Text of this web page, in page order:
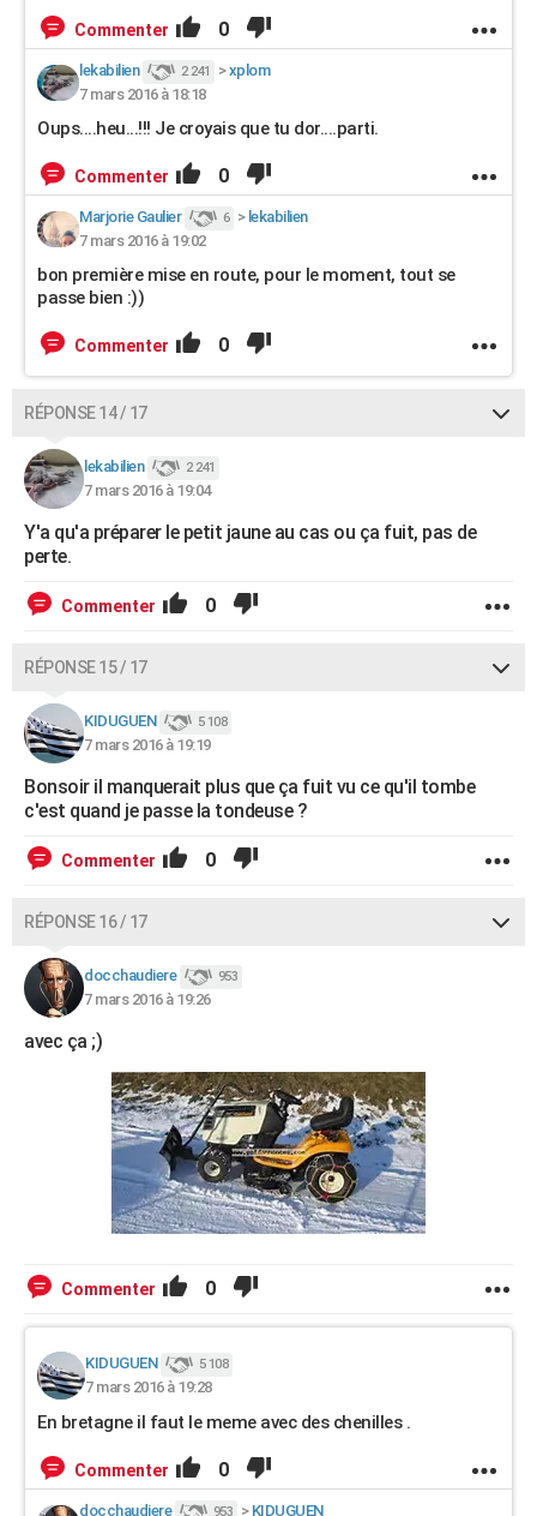
Commenter 0
lekabilien 2 241 >xplom
7 mars 2016 à 18:18
Oups....heu...!!! Je croyais que tu dor....parti.
Commenter 0
Marjorie Gaulier 6 > lekabilien
7 mars 2016 à 19:02
bon première mise en route, pour le moment, tout se
passe bien :))
Commenter 0
RÉPONSE 14 / 17
lekabilien 2 241
7 mars 2016 à 19:04
Y'a qu'a préparer le petit jaune au cas ou ça fuit, pas de
perte.
Commenter 0
RÉPONSE 15 / 17
KIDUGUEN 5 108
7 mars 2016 à 19:19
Bonsoir il manquerait plus que ça fuit vu ce qu'il tombe
c'est quand je passe la tondeuse ?
Commenter 0
RÉPONSE 16 / 17
docchaudiere 953
7 mars 2016 à 19:26
avec ça ;)
Commenter 0
KIDUGUEN 5 108
7 mars 2016 à 19:28
En bretagne il faut le meme avec des chenilles .
Commenter 0
docchaudiere 953 > KIDUGUEN